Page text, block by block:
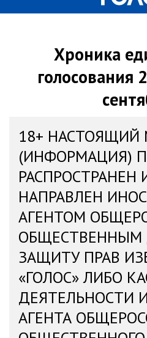
Хроника
голосования
18+ НАСТОЯЩИЙ
(ИНФОРМАЦИЯ)
РАСПРОСТРАНЕН
НАПРАВЛЕН
АГЕНТОМ
ЗАЩИТУ ПРАВ
«ГОЛОС» ЛИБО
ДЕЯТЕЛЬНОСТИ
АГЕНТА